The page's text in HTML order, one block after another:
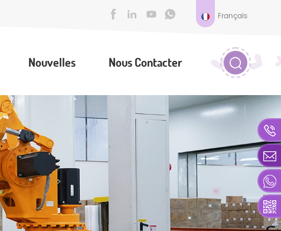
Français
Nouvelles Nous Contacter